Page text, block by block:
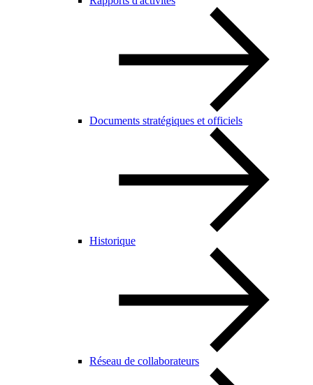
Documents stratégiques et officiels
Historique
Réseau de collaborateurs